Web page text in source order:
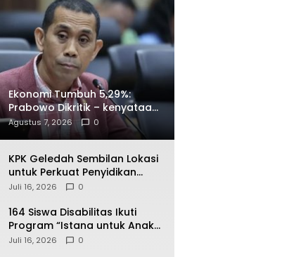
Ekonomi Tumbuh 5,29%:
Prabowo Dikritik – kenyataan
Menjawab
Agustus 7, 2026 0
KPK Geledah Sembilan Lokasi
untuk Perkuat Penyidikan
Dugaan Pemerasan Bupati
Juli 16, 2026 0
164 Siswa Disabilitas Ikuti
Program “Istana untuk Anak
Sekolah”, Kenali Sejarah
Juli 16, 2026 0